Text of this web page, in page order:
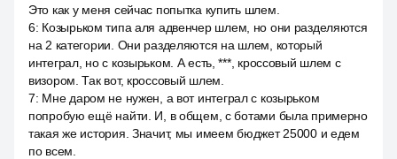
Это как у меня сейчас попытка купить шлем.
6: Козырьком типа аля адвенчер шлем, но они разделяются
на 2 категории. Они разделяются на шлем, который
интеграл, но с козырьком. А есть, ***, кроссовый шлем с
визором. Так вот, кроссовый шлем.
7: Мне даром не нужен, а вот интеграл с козырьком
попробую ещё найти. И, в общем, с ботами была примерно
такая же история. Значит, мы имеем бюджет 25000 и едем
по всем.